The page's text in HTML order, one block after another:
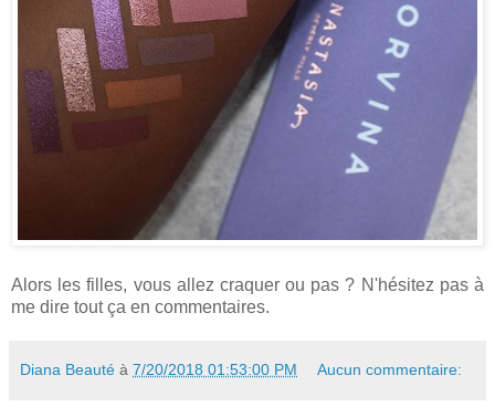
Alors les filles, vous allez craquer ou pas ? N'hésitez pas à
me dire tout ça en commentaires.
Diana Beauté à 7/20/2018 01:53:00 PM Aucun commentaire: